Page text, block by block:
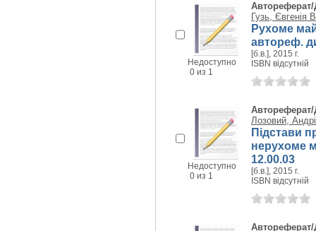
Недоступно
0 из 1
Автореферат/
Гузь, Євгенія
Рухоме
автореф.
[б.в.], 2015 г.
ISBN відсутній
Недоступно
0 из 1
Автореферат/
Лозовий,
Підстави
нерухоме
12.00.03
[б.в.], 2015 г.
ISBN відсутній
Автореферат/